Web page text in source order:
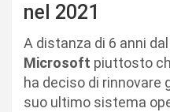
nel 2021
A distanza di 6 anni
Microsoft piuttosto
ha deciso di rinnovare
suo ultimo sistema